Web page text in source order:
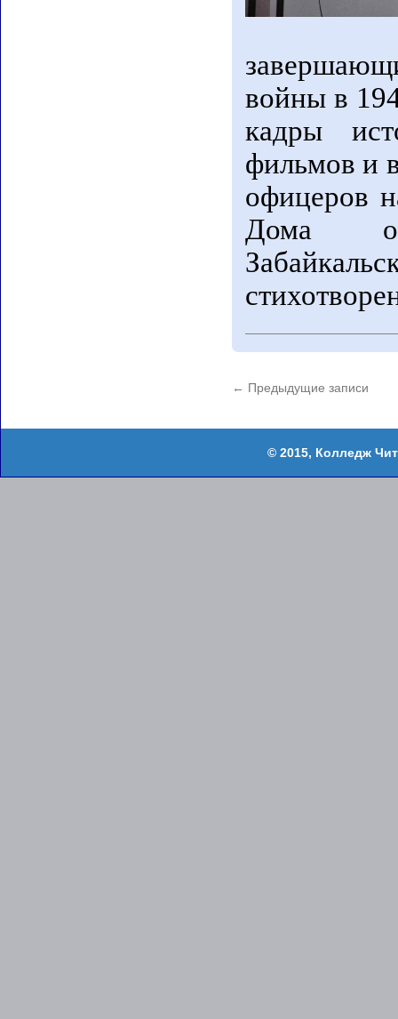
войны в
кадры
фильмов и
офицеров
Дома
← Предыдущие записи
Колледж